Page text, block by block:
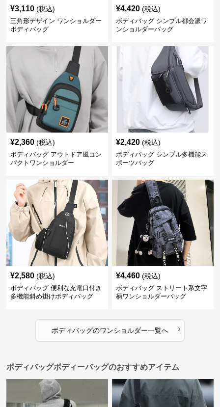
¥3,110 (税込)
三角形デザイン ワンショルダー
ボディバッグ
¥4,420 (税込)
ボディバッグ シンプル都会派ワ
ンショルダーバッグ
¥2,360 (税込)
ボディバッグ アウトドア風コン
パクトワンショルダー
¥2,420 (税込)
ボディバッグ シンプル多機能ス
ポーツバッグ
¥2,580 (税込)
ボディバッグ 便利な充電口付き
多機能斜め掛けボディバッグ
¥4,460 (税込)
ボディバッグ ストリート系文字
柄ワンショルダーバッグ
ボディバッグのワンショルダー一覧へ ›
ボディバッグボディーバッグのおすすめアイテム